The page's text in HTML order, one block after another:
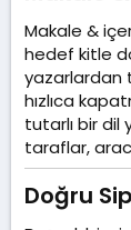
Makale &
hedef kitle
yazarlardan
hızlıca
tutarlı bir dil
taraflar,
Doğru